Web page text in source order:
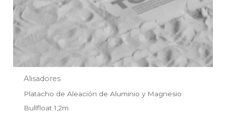
Alisadores
Platacho de Aleación de Aluminio y Magnesio
Bullfloat 1,2m